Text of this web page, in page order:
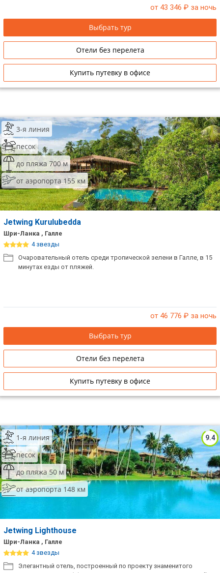
от 43 346 ₽ за ночь
Выбрать тур
Отели без перелета
Купить путевку в офисе
3-я линия
песок
до пляжа 700 м
от аэропорта 155 км
Jetwing Kurulubedda
Шри-Ланка , Галле
4 звезды
Очаровательный отель среди тропической зелени в Галле, в 15
минутах езды от пляжей.
от 46 776 ₽ за ночь
Выбрать тур
Отели без перелета
Купить путевку в офисе
9.4
1-я линия
песок
до пляжа 50 м
от аэропорта 148 км
Jetwing Lighthouse
Шри-Ланка , Галле
4 звезды
Элегантный отель, построенный по проекту знаменитого